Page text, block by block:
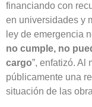
financiando con
en universidades y
ley de emergencia
no cumple, no
cargo”, enfatizó. Al
públicamente una
situación de las